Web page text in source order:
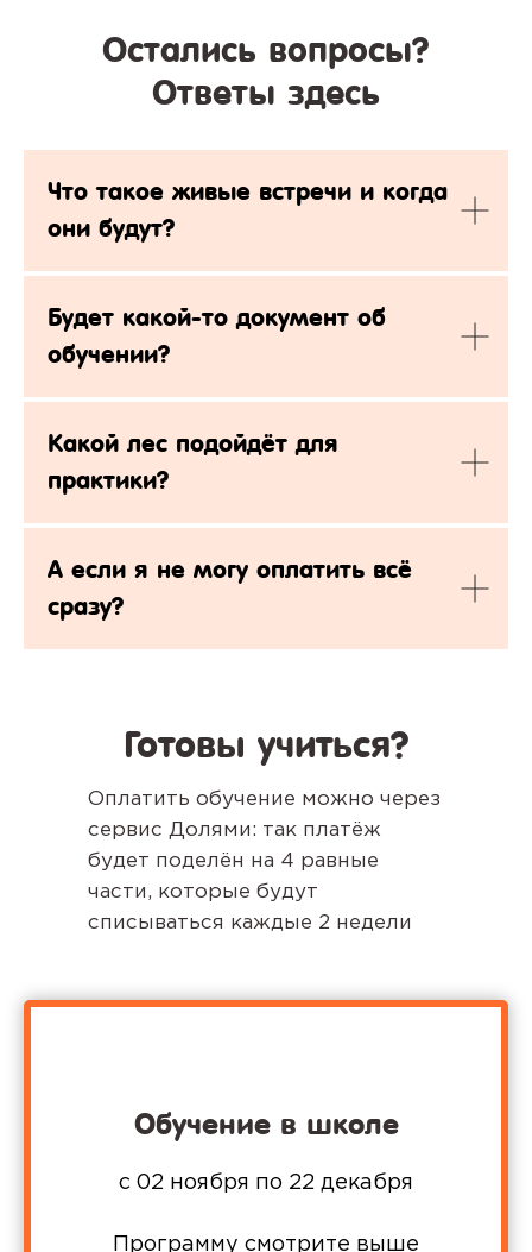
Остались вопросы?
Ответы здесь
Что такое живые встречи и когда
они будут?
Будет какой-то документ об
обучении?
Какой лес подойдёт для
практики?
А если я не могу оплатить всё
сразу?
Готовы учиться?
Оплатить обучение можно через
сервис Долями: так платёж
будет поделён на 4 равные
части, которые будут
списываться каждые 2 недели
Обучение в школе
с 02 ноября по 22 декабря
Программу смотрите выше